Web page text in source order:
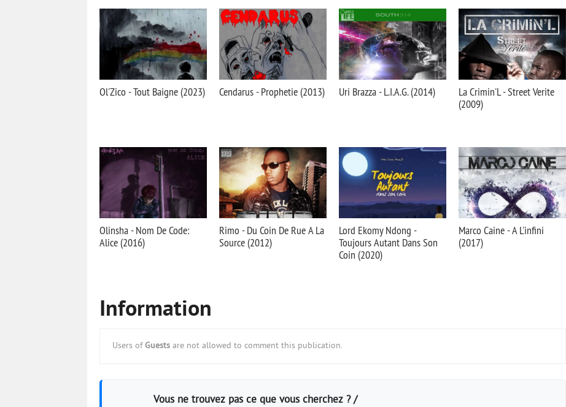
Ol'Zico - Tout Baigne (2023) Cendarus - Prophetie (2013) Uri Brazza - L.I.A.G. (2014)
La Crimin'L - Street Verite
(2009)
Olinsha - Nom De Code:
Alice (2016)
Rimo - Du Coin De Rue A La
Source (2012)
Lord Ekomy Ndong -
Toujours Autant Dans Son
Coin (2020)
Marco Caine - A L'infini
(2017)
Information
Users of Guests are not allowed to comment this publication.
Vous ne trouvez pas ce que vous cherchez ? /